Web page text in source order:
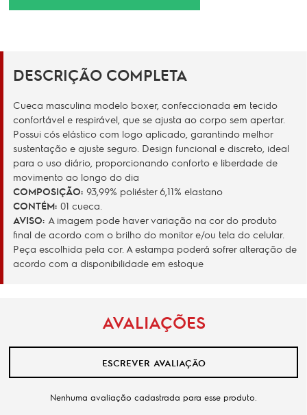
DESCRIÇÃO COMPLETA
Cueca masculina modelo boxer, confeccionada em tecido
confortável e respirável, que se ajusta ao corpo sem apertar.
Possui cós elástico com logo aplicado, garantindo melhor
sustentação e ajuste seguro. Design funcional e discreto, ideal
para o uso diário, proporcionando conforto e liberdade de
movimento ao longo do dia
COMPOSIÇÃO: 93,99% poliéster 6,11% elastano
CONTÉM: 01 cueca.
AVISO: A imagem pode haver variação na cor do produto
final de acordo com o brilho do monitor e/ou tela do celular.
Peça escolhida pela cor. A estampa poderá sofrer alteração de
acordo com a disponibilidade em estoque
AVALIAÇÕES
ESCREVER AVALIAÇÃO
Nenhuma avaliação cadastrada para esse produto.